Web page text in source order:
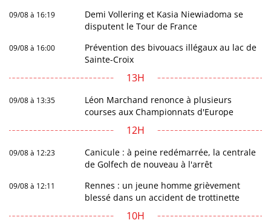
09/08 à 16:19
Demi Vollering et Kasia Niewiadoma se
disputent le Tour de France
09/08 à 16:00
Prévention des bivouacs illégaux au lac de
Sainte-Croix
13H
09/08 à 13:35
Léon Marchand renonce à plusieurs
courses aux Championnats d'Europe
12H
09/08 à 12:23
Canicule : à peine redémarrée, la centrale
de Golfech de nouveau à l'arrêt
09/08 à 12:11
Rennes : un jeune homme grièvement
blessé dans un accident de trottinette
10H